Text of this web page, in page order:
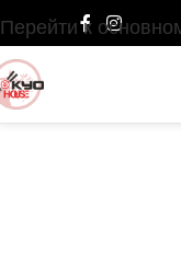
Перейти к